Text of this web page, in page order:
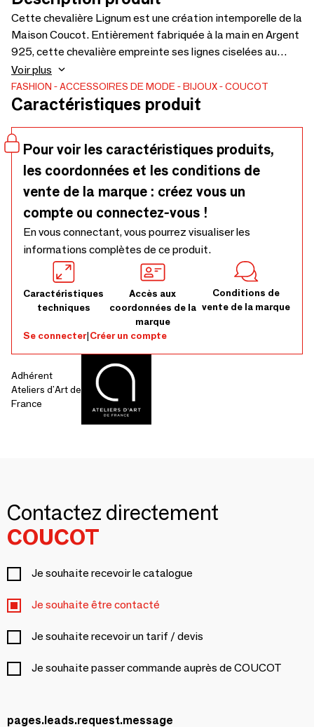
Cette chevalière Lignum est une création intemporelle de la
Maison Coucot. Entièrement fabriquée à la main en Argent
925, cette chevalière empreinte ses lignes ciselées au
veinage du bois . Portez cette chevalière seule ou en
accumulation avec d’autres créations de la Maison Coucot.
Choisissez la finition: argent poli, vieilli, ou également en
entièrement fabriquée à la main
Voir plus
FASHION ACCESSOIRES DE MODE BIJOUX COUCOT
Caractéristiques produit
Pour voir les caractéristiques produits,
les coordonnées et les conditions de
vente de la marque : créez vous un
compte ou connectez-vous !
En vous connectant, vous pourrez visualiser les
informations complètes de ce produit.
Caractéristiques
techniques
Accès aux
coordonnées de la
marque
Conditions de
vente de la marque
Se connecter|Créer un compte
Adhérent
Ateliers d'Art de
France
Contactez directement
COUCOT
Je souhaite recevoir le catalogue
Je souhaite être contacté
Je souhaite recevoir un tarif / devis
Je souhaite passer commande auprès de COUCOT
pages.leads.request.message